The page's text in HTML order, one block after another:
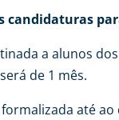
a alunos
de 1 mês.
até